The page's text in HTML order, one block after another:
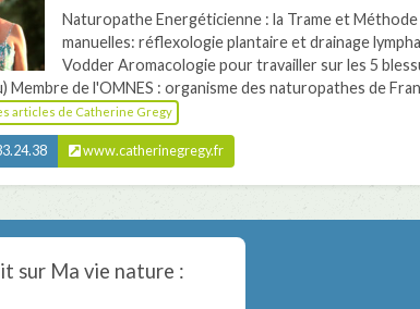
Naturopathe Energéticienne : la Trame et Méthode
manuelles: réflexologie plantaire et drainage
Vodder Aromacologie pour travailler sur les 5
Membre de l'OMNES : organisme des naturopathes de
articles de Catherine Gregy
www.catherinegregy.fr
sur Ma vie nature :